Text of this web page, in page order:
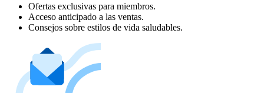
Ofertas exclusivas para miembros.
Acceso anticipado a las ventas.
Consejos sobre estilos de vida saludables.